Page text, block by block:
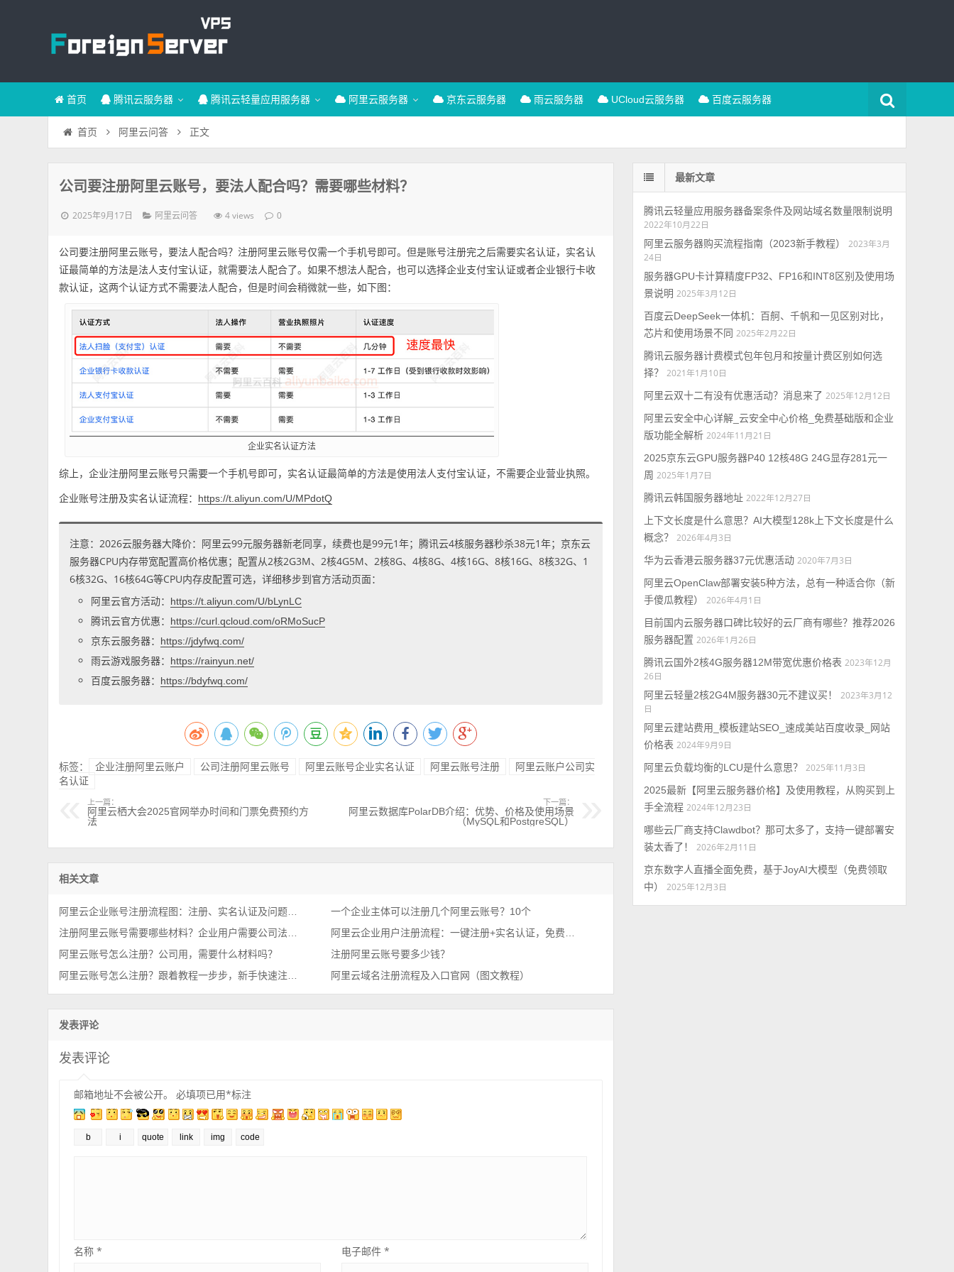
首页 腾讯云服务器 腾讯云轻量应用服务器 阿里云服务器 京东云服务器 雨云服务器 UCloud云服务器 百度云服务器
首页 阿里云问答 正文
公司要注册阿里云账号，要法人配合吗？需要哪些材料？
2025年9月17日 阿里云问答 4 views 0
公司要注册阿里云账号，要法人配合吗？注册阿里云账号仅需一个手机号即可。但是账号注册完之后需要实名认证，实名认
证最简单的方法是法人支付宝认证，就需要法人配合了。如果不想法人配合，也可以选择企业支付宝认证或者企业银行卡收
款认证，这两个认证方式不需要法人配合，但是时间会稍微就一些，如下图：
企业实名认证方法
综上，企业注册阿里云账号只需要一个手机号即可，实名认证最简单的方法是使用法人支付宝认证，不需要企业营业执照。
企业账号注册及实名认证流程：
https://t.aliyun.com/U/MPdotQ
注意：2026云服务器大降价：阿里云99元服务器新老同享，续费也是99元1年；腾讯云4核服务器秒杀38元1年；京东云
服务器CPU内存带宽配置高价格优惠；配置从2核2G3M、2核4G5M、2核8G、4核8G、4核16G、8核16G、8核32G、1
6核32G、16核64G等CPU内存皮配置可选，详细移步到官方活动页面：
阿里云官方活动：
https://t.aliyun.com/U/bLynLC
腾讯云官方优惠： https://curl.qcloud.com/oRMoSucP
京东云服务器： https://jdyfwq.com/
雨云游戏服务器： https://rainyun.net/
百度云服务器： https://bdyfwq.com/
标签： 企业注册阿里云账户 公司注册阿里云账号 阿里云账号企业实名认证 阿里云账号注册
阿里云账户公司实
名认证
上一篇：
阿里云栖大会2025官网举办时间和门票免费预约方
法
下一篇：
阿里云数据库PolarDB介绍：优势、价格及使用场景
（MySQL和PostgreSQL）
相关文章
一个企业主体可以注册几个阿里云账号？10个
阿里云账号怎么注册？公司用，需要什么材料吗？
注册阿里云账号要多少钱？
阿里云域名注册流程及入口官网（图文教程）
发表评论
发表评论
邮箱地址不会被公开。 必填项已用*标注
名称* 电子邮件 *
最新文章
腾讯云轻量应用服务器备案条件及网站域名数量限制说明
2022年10月22日
阿里云服务器购买流程指南（2023新手教程）
2023年3月
24日
服务器GPU卡计算精度FP32、FP16和INT8区别及使用场
景说明 2025年3月12日
百度云DeepSeek一体机：百舸、千帆和一见区别对比，
芯片和使用场景不同 2025年2月22日
腾讯云服务器计费模式包年包月和按量计费区别如何选
择？
2021年1月10日
阿里云双十二有没有优惠活动？消息来了 2025年12月12日
阿里云安全中心详解_云安全中心价格_免费基础版和企业
版功能全解析 2024年11月21日
2025京东云GPU服务器P40 12核48G 24G显存281元一
周 2025年1月7日
腾讯云韩国服务器地址 2022年12月27日
上下文长度是什么意思？AI大模型128k上下文长度是什么
概念？
2026年4月3日
华为云香港云服务器37元优惠活动 2020年7月3日
阿里云OpenClaw部署安装5种方法，总有一种适合你（新
手傻瓜教程）
2026年4月1日
目前国内云服务器口碑比较好的云厂商有哪些？推荐2026
服务器配置 2026年1月26日
腾讯云国外2核4G服务器12M带宽优惠价格表 2023年12月
26日
阿里云轻量2核2G4M服务器30元不建议买！
2023年3月12
日
阿里云建站费用_模板建站SEO_速成美站百度收录_网站
价格表 2024年9月9日
阿里云负载均衡的LCU是什么意思？
2025年11月3日
2025最新【阿里云服务器价格】及使用教程，从购买到上
手全流程 2024年12月23日
哪些云厂商支持Clawdbot？那可太多了，支持一键部署安
装太香了！
2026年2月11日
京东数字人直播全面免费，基于JoyAI大模型（免费领取
中）
2025年12月3日